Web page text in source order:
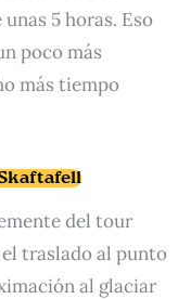
5 horas. Eso
poco más
más tiempo
del tour
el traslado al punto
al glaciar